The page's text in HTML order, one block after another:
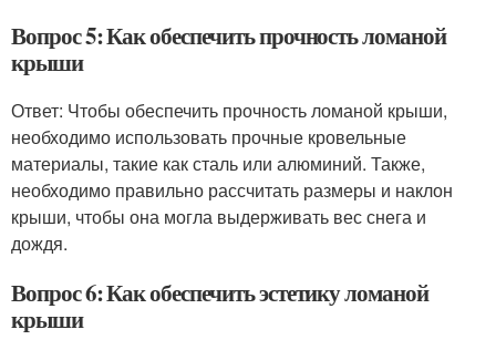
Вопрос 5: Как обеспечить прочность ломаной
крыши
Ответ: Чтобы обеспечить прочность ломаной крыши,
необходимо использовать прочные кровельные
материалы, такие как сталь или алюминий. Также,
необходимо правильно рассчитать размеры и наклон
крыши, чтобы она могла выдерживать вес снега и
дождя.
Вопрос 6: Как обеспечить эстетику ломаной
крыши